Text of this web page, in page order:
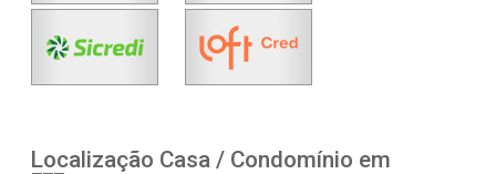
Localização Casa / Condomínio em